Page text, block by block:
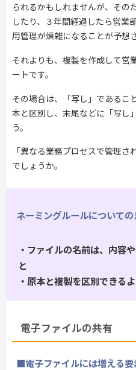
られるかもしれませんが、その
したり、３年間経過したら営業
用管理が煩雑になることが予想
それよりも、複製を作成して営
ートです。
その場合は、「写し」であるこ
本と区別し、末尾などに「写し
う。
「異なる業務プロセスで管理
でしょうか。
ネーミングルールについての
・ファイルの名前は、内容
と
・原本と複製を区別できる
電子ファイルの共有
■電子ファイルには増える要